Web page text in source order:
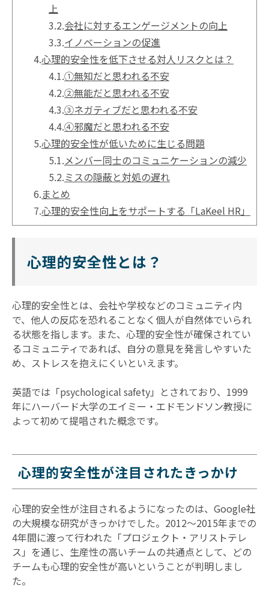
上
3.2.会社に対するエンゲージメントの向上
3.3.イノベーションの促進
4.心理的安全性を低下させる対人リスクとは？
4.1.①無知だと思われる不安
4.2.②無能だと思われる不安
4.3.③ネガティブだと思われる不安
4.4.④邪魔だと思われる不安
5.心理的安全性が低いために生じる問題
5.1.メンバー同士のコミュニケーションの減少
5.2.ミスの隠蔽と対処の遅れ
6.まとめ
7.心理的安全性向上をサポートする「LaKeel HR」
心理的安全性とは？
心理的安全性とは、会社や学校などのコミュニティ内
で、他人の反応を恐れることなく個人が自然体でいられ
る状態を指します。また、心理的安全性が確保されてい
るコミュニティであれば、自分の意見を発言しやすいた
め、ストレスを抱えにくいといえます。
英語では「psychological safety」とされており、1999
年にハーバード大学のエイミー・エドモンドソン教授に
よって初めて提唱された概念です。
心理的安全性が注目されたきっかけ
心理的安全性が注目されるようになったのは、Google社
の大規模な研究がきっかけでした。2012〜2015年までの
4年間に渡って行われた「プロジェクト・アリストテレ
ス」を通じ、生産性の高いチームの共通点として、どの
チームも心理的安全性が高いということが判明しまし
た。